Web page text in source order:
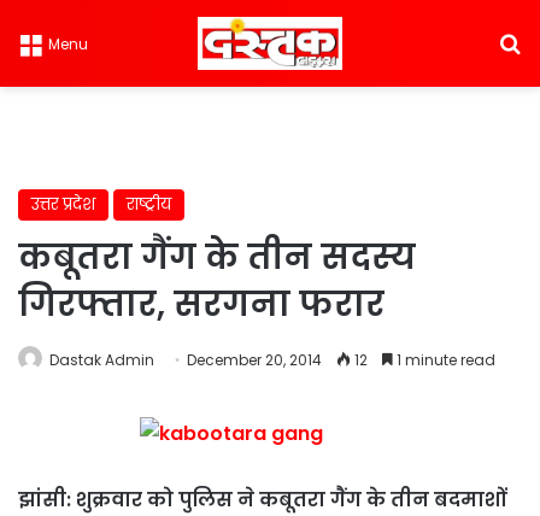
Menu
उत्तर प्रदेश राष्ट्रीय
कबूतरा गैंग के तीन सदस्‍य
गिरफ्तार, सरगना फरार
Dastak Admin December 20, 2014 12 1 minute read
झांसी: शुक्रवार को पुलिस ने कबूतरा गैंग के तीन बदमाशों